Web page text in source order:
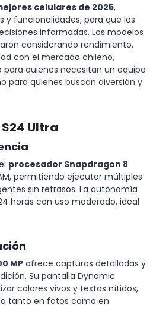
celulares de 2025,
y funcionalidades, para que los
informadas. Los modelos
considerando rendimiento,
con el mercado chileno,
quienes necesitan un equipo
para quienes buscan diversión y
Ultra
procesador Snapdragon 8
permitiendo ejecutar múltiples
sin retrasos. La autonomía
horas con uso moderado, ideal
MPofrece capturas detalladas y
Su pantalla Dynamic
colores vivos y textos nítidos,
tanto en fotos como en